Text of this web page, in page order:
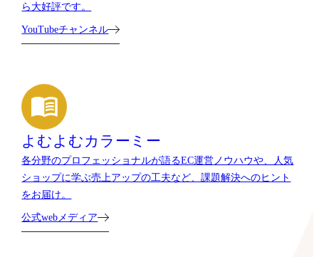
ら大好評です。
YouTubeチャンネル
よむよむカラーミー
各分野のプロフェッショナルが語るEC運営ノウハウや、人気
ショップに学ぶ売上アップの工夫など、課題解決へのヒント
をお届け。
公式webメディア